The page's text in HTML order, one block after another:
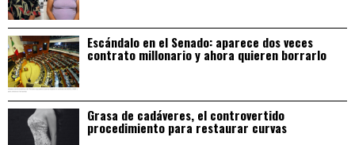
Escándalo en el Senado: aparece dos veces
contrato millonario y ahora quieren borrarlo
Grasa de cadáveres, el controvertido
procedimiento para restaurar curvas